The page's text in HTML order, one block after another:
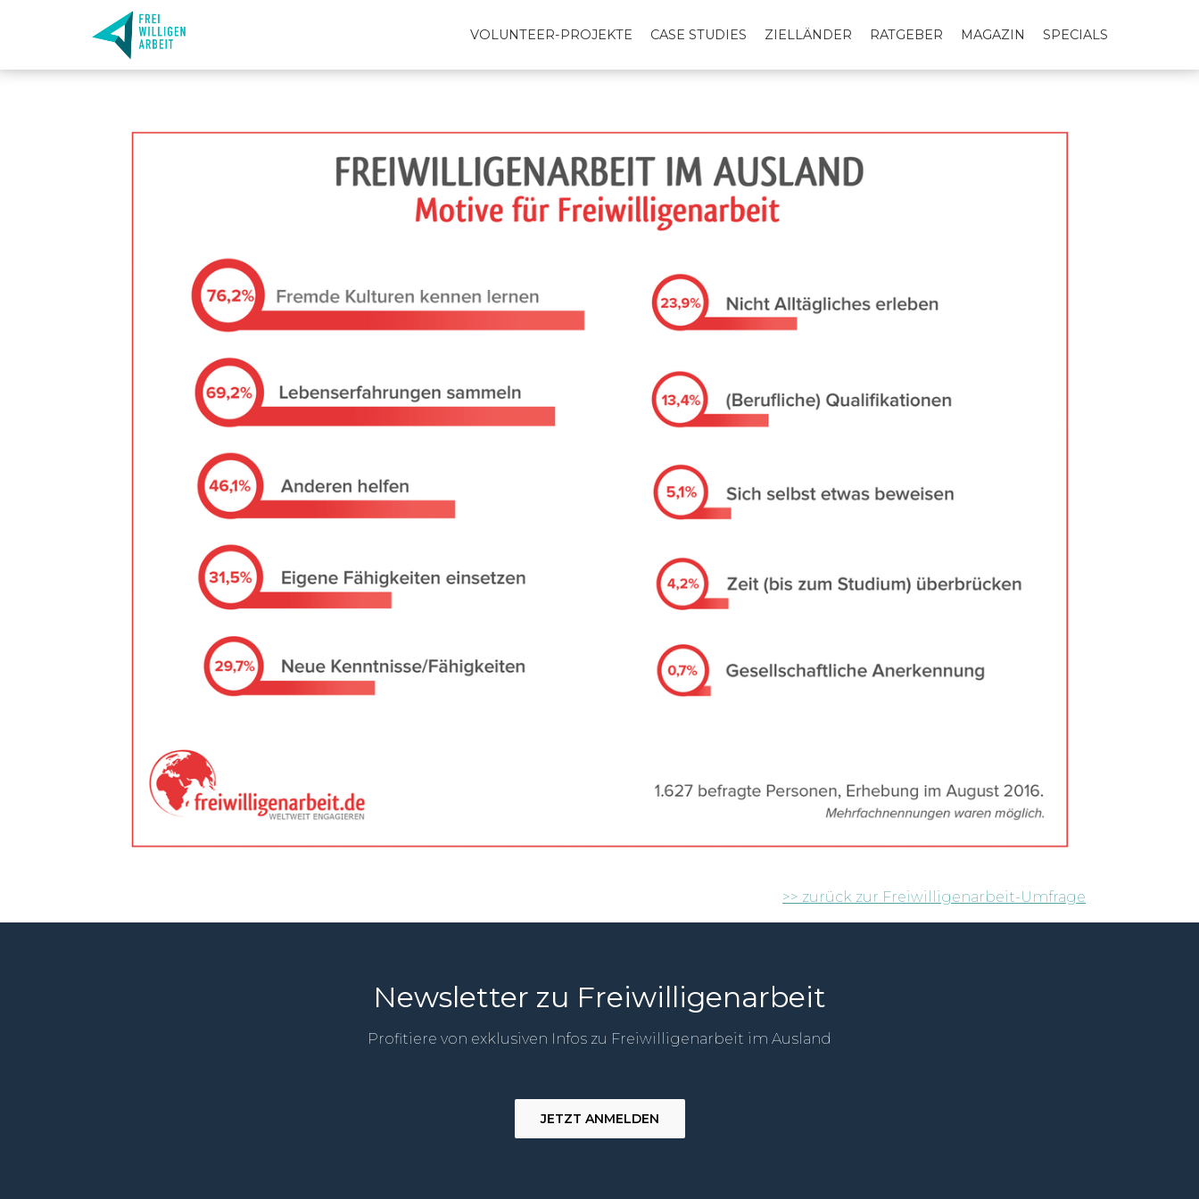
VOLUNTEER-PROJEKTE CASE STUDIES ZIELLÄNDER RATGEBER MAGAZIN SPECIALS
>> zurück zur Freiwilligenarbeit-Umfrage
Newsletter zu Freiwilligenarbeit
Profitiere von exklusiven Infos zu Freiwilligenarbeit im Ausland
JETZT ANMELDEN